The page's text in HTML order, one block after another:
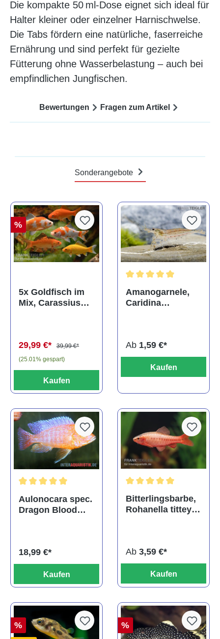
Die kompakte 50 ml-Dose eignet sich ideal für
Halter kleiner oder einzelner Harnischwelse.
Die Tabs fördern eine natürliche, faserreiche
Ernährung und sind perfekt für gezielte
Fütterung ohne Wasserbelastung – auch bei
empfindlichen Jungfischen.
Bewertungen Fragen zum Artikel
Sonderangebote
%
5x Goldfisch im
Mix, Carassius
29,99 €*
39,99 €*
(25.01% gespart)
Kaufen
Amanogarnele,
Caridina
Ab 1,59 €*
Kaufen
Durchschnittliche Bewertung von 5 von 5 Sternen
Aulonocara spec.
Dragon Blood
18,99 €*
Kaufen
Bitterlingsbarbe,
Rohanella titteya,
Ab 3,59 €*
Kaufen
%
%